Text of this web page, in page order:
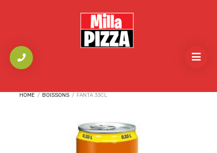
HOME / BOISSONS / FANTA 33CL